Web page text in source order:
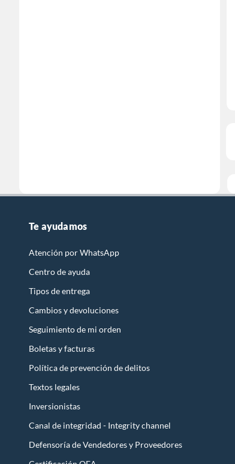
Te ayudamos
Atención por WhatsApp
Centro de ayuda
Tipos de entrega
Cambios y devoluciones
Seguimiento de mi orden
Boletas y facturas
Política de prevención de delitos
Textos legales
Inversionistas
Canal de integridad - Integrity channel
Defensoría de Vendedores y Proveedores